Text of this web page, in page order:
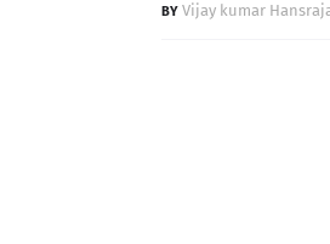
Vijay kumar